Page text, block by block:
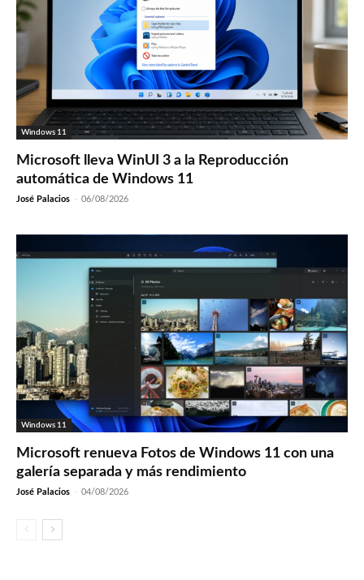
Windows 11
Microsoft lleva WinUI 3 a la Reproducción
automática de Windows 11
José Palacios - 06/08/2026
Windows 11
Microsoft renueva Fotos de Windows 11 con una
galería separada y más rendimiento
José Palacios - 04/08/2026